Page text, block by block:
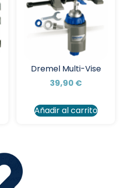
Dremel Multi-Vise
39,90 €
Añadir al carrito